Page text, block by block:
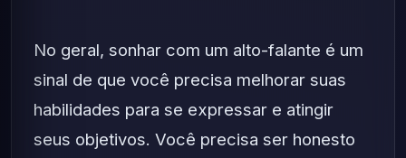
No geral, sonhar com um alto-falante é um
sinal de que você precisa melhorar suas
habilidades para se expressar e atingir
seus objetivos. Você precisa ser honesto